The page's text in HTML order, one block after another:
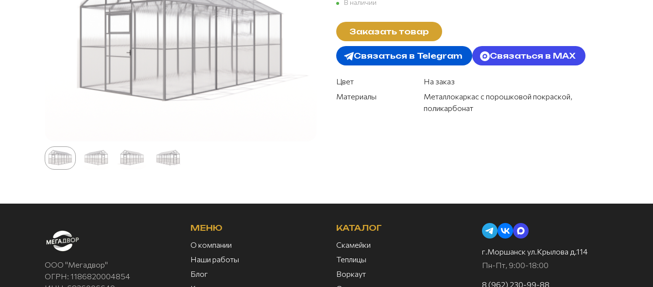
В наличии
Заказать товар
Связаться в Telegram Связаться в MAX
Цвет
На заказ
Материалы
Металлокаркас с порошковой покраской,
поликарбонат
ООО "Мегадвор"
ОГРН: 1186820004854
МЕНЮ
О компании
Наши работы
Блог
КАТАЛОГ
Скамейки
Теплицы
Воркаут
г.Моршанск ул.Крылова д.114
Пн-Пт, 9:00-18:00
8 (962) 230-99-88